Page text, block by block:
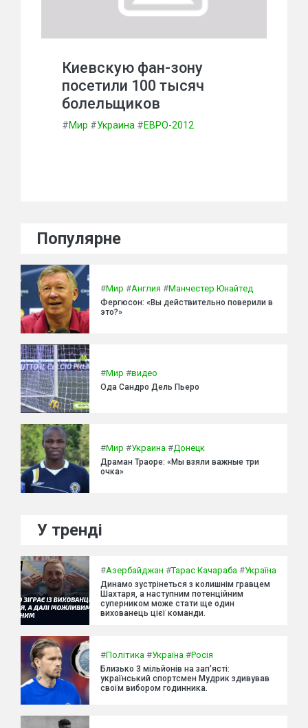
Киевскую фан-зону
посетили 100 тысяч
болельщиков
#Мир #Украина #ЕВРО-2012
Популярне
#Мир #Англия #Манчестер Юнайтед
Фергюсон: «Вы действительно поверили в
это?»
#Мир #видео
Ода Сандро Дель Пьеро
#Мир #Украина #Донецк
Драман Траоре: «Мы взяли важные три
очка»
У тренді
#Азербайджан #Тарас Качараба #Україна
Динамо зустрінеться з колишнім гравцем
Шахтаря, а наступним потенційним
суперником може стати ще один
вихованець цієї команди.
#Політика #Україна #Росія
Близько 3 мільйонів на зап'ясті:
український спортсмен Мудрик здивував
своїм вибором годинника.